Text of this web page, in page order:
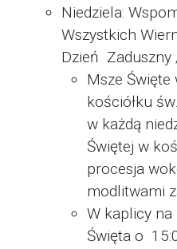
Niedziela:
Wszystkich
Dzień Zaduszny
Msze
kościółku
w każdą
Świętej w
procesja
modlitwami
W kaplicy
Święta o